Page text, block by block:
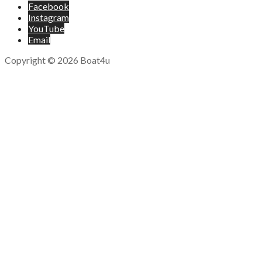
Facebook
Instagram
YouTube
Email
Copyright © 2026 Boat4u